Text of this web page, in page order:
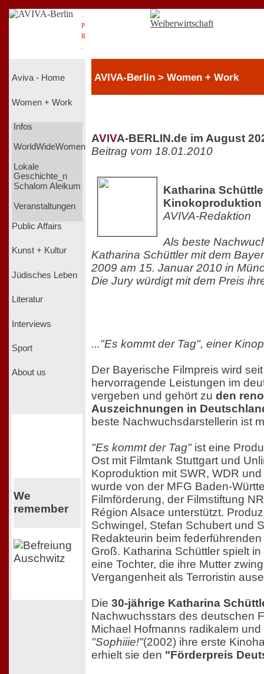
P
R
Aviva - Home
Women + Work
Infos
WorldWideWomen
Lokale
Geschichte_n
Schalom Aleikum
Veranstaltungen
Public Affairs
Kunst + Kultur
Jüdisches Leben
Literatur
Interviews
Sport
About us
We
remember
AVIVA-Berlin > Women + Work
AVIVA-BERLIN.de im August
Beitrag vom 18.01.2010
Katharina
AVIVA-Redaktion
Als beste
Katharina Schüttler mit dem
2009 am 15. Januar 2010 in
Die Jury würdigt mit dem Preis
..."Es kommt der Tag", einer
Der Bayerische Filmpreis wird
hervorragende Leistungen im
vergeben und gehört zu den
Auszeichnungen in
beste Nachwuchsdarstellerin ist
"Es kommt der Tag"ist eine
Ost mit Filmtank Stuttgart und
Koproduktion mit SWR, WDR
wurde von der MFG Baden-
Filmförderung, der Filmstiftung
Région Alsace unterstützt.
Schwingel, Stefan Schubert und
Redakteurin beim
Groß. Katharina Schüttler spielt in
eine Tochter, die ihre Mutter
Vergangenheit als Terroristin
Die 30-jährige Katharina
Nachwuchsstars des deutschen
Michael Hofmanns radikalem
"Sophiiie!"(2002) ihre erste
erhielt sie den "Förderpreis